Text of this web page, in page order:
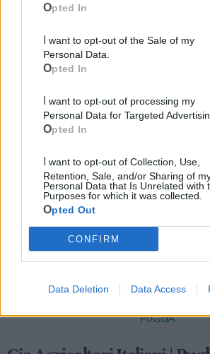
Opted In
Personal Data.
Opted In
Personal Data for Targeted
Opted In
Retention, Sale, and/or Sharing of
Personal Data that Is Unrelated with
Purposes for which it was collected.
Opted Out
CONFIRM
Data Deletion Data Access
Mondo CIA